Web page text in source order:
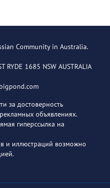
Community in Australia.
RYDE 1685 NSW AUSTRALIA
за достоверность
объявлениях.
гиперссылка на
и иллюстраций возможно